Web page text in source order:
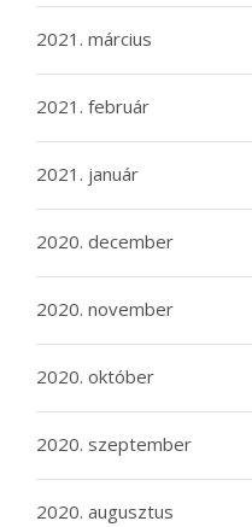
2021. március
2021. február
2021. január
2020. december
2020. november
2020. október
2020. szeptember
2020. augusztus